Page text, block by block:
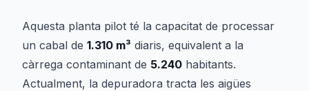
Aquesta planta pilot té la capacitat de processar
un cabal de 1.310 m³ diaris, equivalent a la
càrrega contaminant de 5.240 habitants.
Actualment, la depuradora tracta les aigües